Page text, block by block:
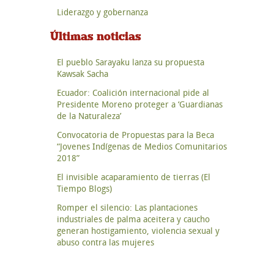
Liderazgo y gobernanza
Últimas noticias
El pueblo Sarayaku lanza su propuesta
Kawsak Sacha
Ecuador: Coalición internacional pide al
Presidente Moreno proteger a ‘Guardianas
de la Naturaleza’
Convocatoria de Propuestas para la Beca
“Jovenes Indígenas de Medios Comunitarios
2018”
El invisible acaparamiento de tierras (El
Tiempo Blogs)
Romper el silencio: Las plantaciones
industriales de palma aceitera y caucho
generan hostigamiento, violencia sexual y
abuso contra las mujeres